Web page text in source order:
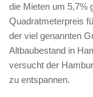
die Mieten um 5,7%
Quadratmeterpreis
der viel genannten
Altbaubestand in
versucht der
zu entspannen.